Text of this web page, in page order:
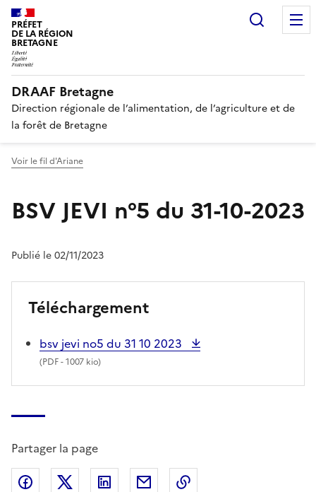
PRÉFET
DE LA RÉGION
BRETAGNE
DRAAF Bretagne
Direction régionale de l’alimentation, de l’agriculture et de
la forêt de Bretagne
Voir le fil d'Ariane
BSV JEVI n°5 du 31-10-2023
Publié le 02/11/2023
Téléchargement
bsv jevi no5 du 31 10 2023
(PDF- 1007 kio)
Partager la page
Partager sur Facebook
Partager sur X (anciennement Twitter)
Partager sur LinkedIn
Partager par email